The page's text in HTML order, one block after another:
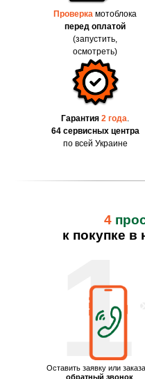
Проверка мотоблока
перед оплатой
(запустить,
осмотреть)
Гарантия 2 года.
64 сервисных центра
по всей Украине
1
Оставить заявку или
обратный звонок
4
к покупке в